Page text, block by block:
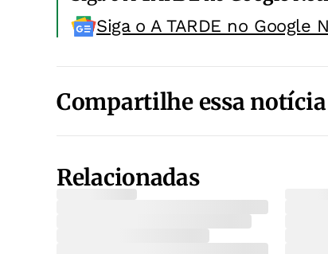
Siga o A TARDE no Google
Compartilhe essa
Relacionadas